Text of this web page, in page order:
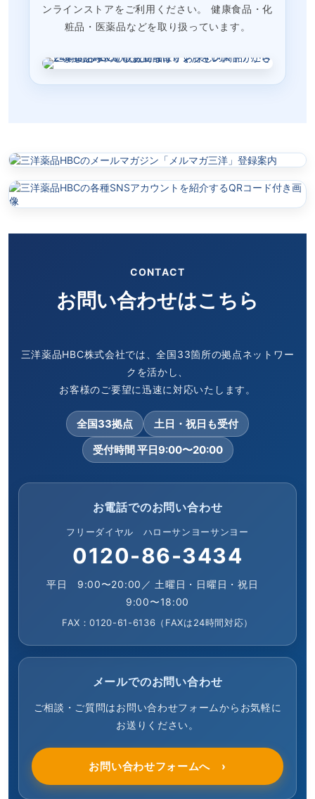
ンラインストアをご利用ください。 健康食品・化
粧品・医薬品などを取り扱っています。
CONTACT
お問い合わせはこちら
三洋薬品HBC株式会社では、全国33箇所の拠点ネットワー
クを活かし、
お客様のご要望に迅速に対応いたします。
全国33拠点
土日・祝日も受付
受付時間 平日9:00〜20:00
お電話でのお問い合わせ
フリーダイヤル ハローサンヨーサンヨー
0120-86-3434
平日 9:00〜20:00／ 土曜日・日曜日・祝日
9:00〜18:00
FAX：0120-61-6136（FAXは24時間対応）
メールでのお問い合わせ
ご相談・ご質問はお問い合わせフォームからお気軽に
お送りください。
お問い合わせフォームへ